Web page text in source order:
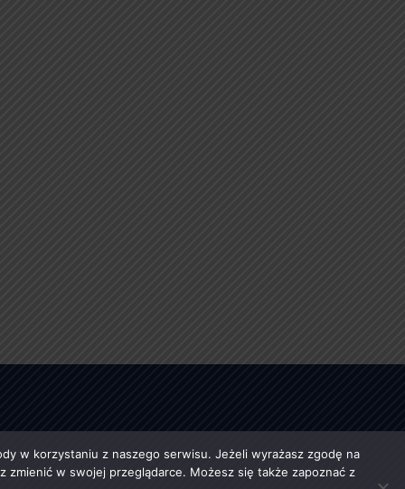
w korzystaniu z naszego serwisu. Jeżeli wyrażasz zgodę na
w swojej przeglądarce. Możesz się także zapoznać z